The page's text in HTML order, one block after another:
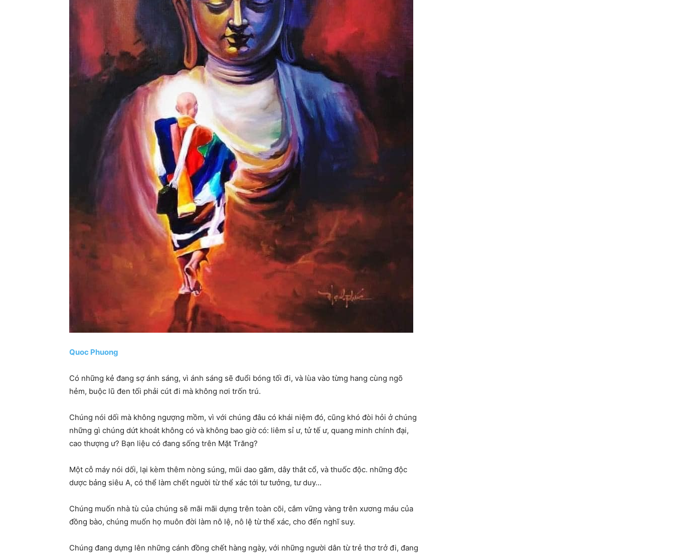
Quoc Phuong
Có những kẻ đang sợ ánh sáng, vì ánh sáng sẽ đuổi bóng tối đi, và lùa vào từng hang cùng ngõ
hẻm, buộc lũ đen tối phải cút đi mà không nơi trốn trú.
Chúng nói dối mà không ngượng mồm, vì với chúng đâu có khái niệm đó, cũng khó đòi hỏi ở chúng
những gì chúng dứt khoát không có và không bao giờ có: liêm sỉ ư, tử tế ư, quang minh chính đại,
cao thượng ư? Bạn liệu có đang sống trên Mặt Trăng?
Một cỗ máy nói dối, lại kèm thêm nòng súng, mũi dao găm, dây thắt cổ, và thuốc độc. những độc
dược bảng siêu A, có thể làm chết người từ thể xác tới tư tưởng, tư duy…
Chúng muốn nhà tù của chúng sẽ mãi mãi dựng trên toàn cõi, cắm vững vàng trên xương máu của
đồng bào, chúng muốn họ muôn đời làm nô lệ, nô lệ từ thể xác, cho đến nghĩ suy.
Chúng đang dựng lên những cánh đồng chết hàng ngày, với những người dân từ trẻ thơ trở đi, đang